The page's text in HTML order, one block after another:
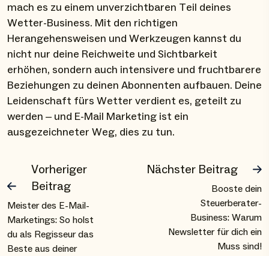
mach es zu einem unverzichtbaren Teil deines
Wetter-Business. Mit den richtigen
Herangehensweisen und Werkzeugen kannst du
nicht nur deine Reichweite und Sichtbarkeit
erhöhen, sondern auch intensivere und fruchtbarere
Beziehungen zu deinen Abonnenten aufbauen. Deine
Leidenschaft fürs Wetter verdient es, geteilt zu
werden – und E-Mail Marketing ist ein
ausgezeichneter Weg, dies zu tun.
Vorheriger
Beitrag
Meister des E-Mail-
Marketings: So holst
du als Regisseur das
Beste aus deiner
Nächster Beitrag
Booste dein
Steuerberater-
Business: Warum
Newsletter für dich ein
Muss sind!